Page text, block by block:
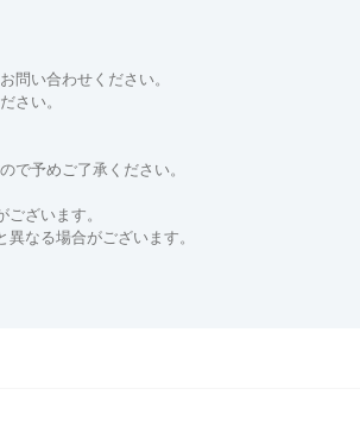
問い合わせください。
さい。
で予めご了承ください。
ざいます。
なる場合がございます。